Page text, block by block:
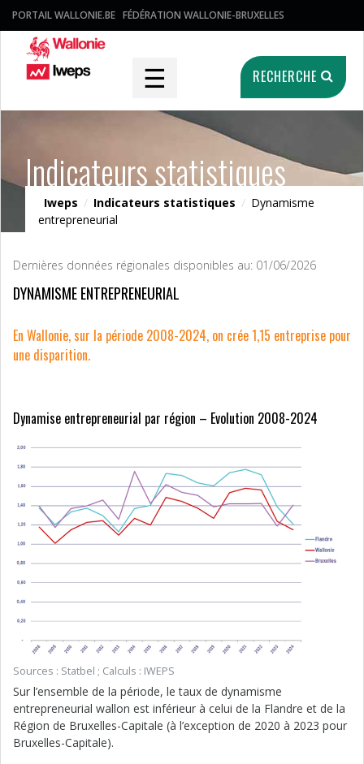
PORTAIL WALLONIE.BE FÉDÉRATION WALLONIE-BRUXELLES
☰ RECHERCHE
Indicateurs statistiques
Iweps / Indicateurs statistiques / Dynamisme
entrepreneurial
Dernières données régionales disponibles au: 01/06/2026
DYNAMISME ENTREPRENEURIAL
En Wallonie, sur la période 2008-2024, on crée 1,15 entreprise pour
une disparition.
Dynamise entrepreneurial par région – Evolution 2008-2024
Sources : Statbel ; Calculs : IWEPS
Sur l’ensemble de la période, le taux de dynamisme
entrepreneurial wallon est inférieur à celui de la Flandre et de la
Région de Bruxelles-Capitale (à l’exception de 2020 à 2023 pour
Bruxelles-Capitale).